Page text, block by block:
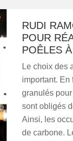
RUDI
POUR
POÊLES
Le choix des
important. En
granulés
sont obligés
Ainsi, les
de carbone.